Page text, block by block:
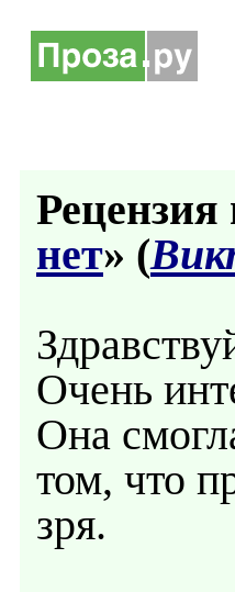
Рецензия
нет» (
Очень
Она
том, что
зря.